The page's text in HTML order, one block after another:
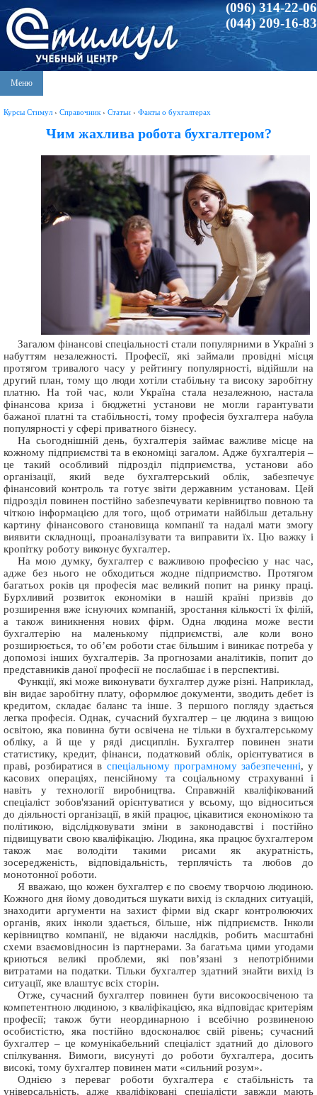
(096) 314-22-06
(044) 209-16-83
Меню
Курсы Стимул › Справочник › Статьи › Факты о бухгалтерах
Чим жахлива робота бухгалтером?
Загалом фінансові спеціальності стали популярними в Україні з
набуттям незалежності. Професії, які займали провідні місця
протягом тривалого часу у рейтингу популярності, відійшли на
другий план, тому що люди хотіли стабільну та високу заробітну
платню. На той час, коли Україна стала незалежною, настала
фінансова криза і бюджетні установи не могли гарантувати
бажаної платні та стабільності, тому професія бухгалтера набула
популярності у сфері приватного бізнесу.
На сьогоднішній день, бухгалтерія займає важливе місце на
кожному підприємстві та в економіці загалом. Адже бухгалтерія –
це такий особливий підрозділ підприємства, установи або
організації, який веде бухгалтерський облік, забезпечує
фінансовий контроль та готує звіти державним установам. Цей
підрозділ повинен постійно забезпечувати керівництво повною та
чіткою інформацією для того, щоб отримати найбільш детальну
картину фінансового становища компанії та надалі мати змогу
виявити складнощі, проаналізувати та виправити їх. Цю важку і
кропітку роботу виконує бухгалтер.
На мою думку, бухгалтер є важливою професією у нас час,
адже без нього не обходиться жодне підприємство. Протягом
багатьох років ця професія має великий попит на ринку праці.
Бурхливий розвиток економіки в нашій країні призвів до
розширення вже існуючих компаній, зростання кількості їх філій,
а також виникнення нових фірм. Одна людина може вести
бухгалтерію на маленькому підприємстві, але коли воно
розширюється, то об’єм роботи стає більшим і виникає потреба у
допомозі інших бухгалтерів. За прогнозами аналітиків, попит до
представників даної професії не послабшає і в перспективі.
Функції, які може виконувати бухгалтер дуже різні. Наприклад,
він видає заробітну плату, оформлює документи, зводить дебет із
кредитом, складає баланс та інше. З першого погляду здається
легка професія. Однак, сучасний бухгалтер – це людина з вищою
освітою, яка повинна бути освічена не тільки в бухгалтерському
обліку, а й ще у ряді дисциплін. Бухгалтер повинен знати
статистику, кредит, фінанси, податковий облік, орієнтуватися в
праві, розбиратися в спеціальному програмному забезпеченні, у
касових операціях, пенсійному та соціальному страхуванні і
навіть у технології виробництва. Справжній кваліфікований
спеціаліст зобов'язаний орієнтуватися у всьому, що відноситься
до діяльності організації, в якій працює, цікавитися економікою та
політикою, відслідковувати зміни в законодавстві і постійно
підвищувати свою кваліфікацію. Людина, яка працює бухгалтером
також має володіти такими рисами як акуратність,
зосередженість, відповідальність, терплячість та любов до
монотонної роботи.
Я вважаю, що кожен бухгалтер є по своєму творчою людиною.
Кожного дня йому доводиться шукати вихід із складних ситуацій,
знаходити аргументи на захист фірми від скарг контролюючих
органів, яких інколи здається, більше, ніж підприємств. Інколи
керівництво компанії, не відаючи наслідків, робить масштабні
схеми взаємовідносин із партнерами. За багатьма цими угодами
криються великі проблеми, які пов’язані з непотрібними
витратами на податки. Тільки бухгалтер здатний знайти вихід із
ситуації, яке влаштує всіх сторін.
Отже, сучасний бухгалтер повинен бути високоосвіченою та
компетентною людиною, з кваліфікацією, яка відповідає критеріям
професії; також бути неординарною і всебічно розвиненою
особистістю, яка постійно вдосконалює свій рівень; сучасний
бухгалтер – це комунікабельний спеціаліст здатний до ділового
спілкування. Вимоги, висунуті до роботи бухгалтера, досить
високі, тому бухгалтер повинен мати «сильний розум».
Однією з переваг роботи бухгалтера є стабільність та
універсальність, адже кваліфіковані спеціалісти завжди мають